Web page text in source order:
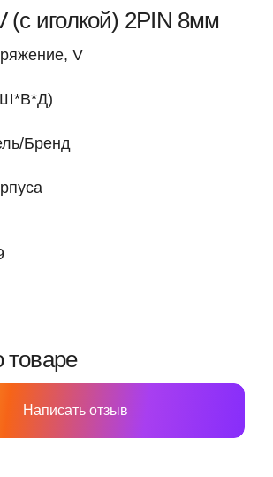
(с иголкой) 2PIN 8мм
V
Бренд
Написать отзыв